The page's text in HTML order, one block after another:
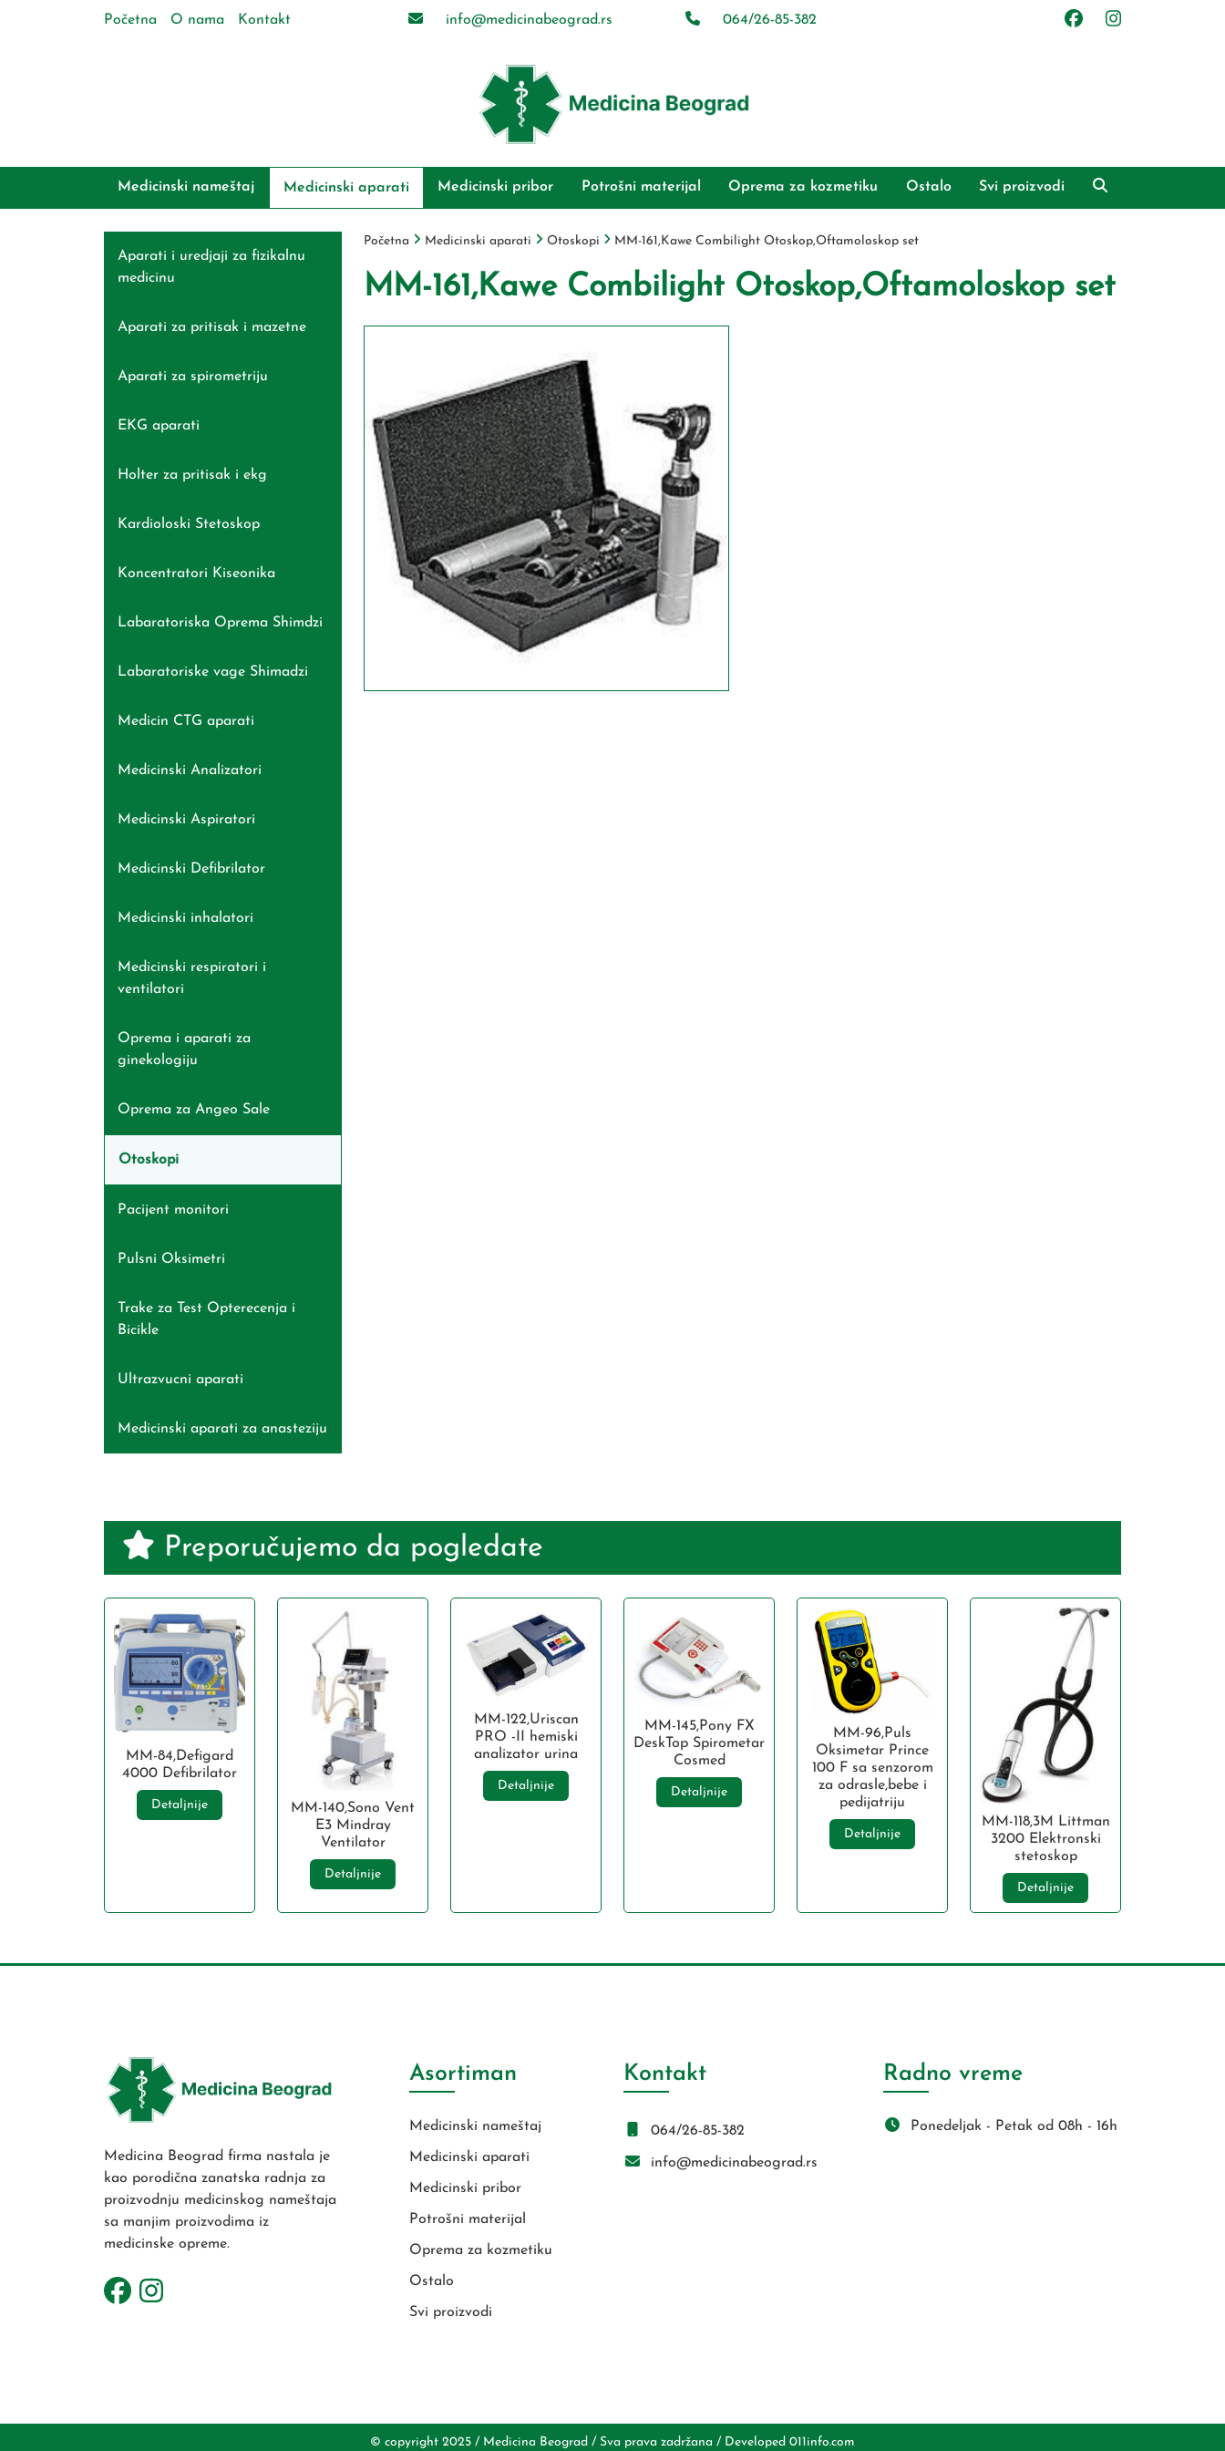
Početna O nama Kontakt info@medicinabeograd.rs 064/26-85-382
Medicinski nameštaj Medicinski aparati Medicinski pribor Potrošni materijal Oprema za kozmetiku Ostalo Svi proizvodi
Aparati i uredjaji za fizikalnu
medicinu
Aparati za pritisak i mazetne
Aparati za spirometriju
EKG aparati
Holter za pritisak i ekg
Kardioloski Stetoskop
Koncentratori Kiseonika
Labaratoriska Oprema Shimdzi
Labaratoriske vage Shimadzi
Medicin CTG aparati
Medicinski Analizatori
Medicinski Aspiratori
Medicinski Defibrilator
Medicinski inhalatori
Medicinski respiratori i
ventilatori
Oprema i aparati za
ginekologiju
Oprema za Angeo Sale
Otoskopi
Pacijent monitori
Pulsni Oksimetri
Trake za Test Opterecenja i
Bicikle
Ultrazvucni aparati
Medicinski aparati za anasteziju
Početna Medicinski aparati Otoskopi MM-161,Kawe Combilight Otoskop,Oftamoloskop set
MM-161,Kawe Combilight Otoskop,Oftamoloskop set
Preporučujemo da pogledate
MM-84,Defigard
4000 Defibrilator
Detaljnije
MM-140,Sono Vent
E3 Mindray
Ventilator
Detaljnije
MM-122,Uriscan
PRO -II hemiski
analizator urina
Detaljnije
MM-145,Pony FX
DeskTop Spirometar
Cosmed
Detaljnije
MM-96,Puls
Oksimetar Prince
100 F sa senzorom
za odrasle,bebe i
pedijatriju
Detaljnije
MM-118,3M Littman
3200 Elektronski
stetoskop
Detaljnije
Medicina Beograd firma nastala je
kao porodična zanatska radnja za
proizvodnju medicinskog nameštaja
sa manjim proizvodima iz
medicinske opreme.
Asortiman
Medicinski nameštaj
Medicinski aparati
Medicinski pribor
Potrošni materijal
Oprema za kozmetiku
Ostalo
Svi proizvodi
Kontakt
064/26-85-382
info@medicinabeograd.rs
Radno vreme
Ponedeljak - Petak od 08h - 16h
© copyright 2025 / Medicina Beograd / Sva prava zadržana / Developed 011info.com